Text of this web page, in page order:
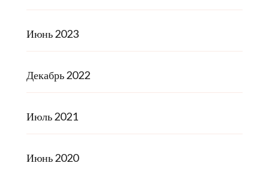
Июнь 2023
Декабрь 2022
Июль 2021
Июнь 2020